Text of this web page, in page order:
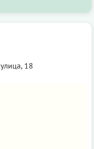
18